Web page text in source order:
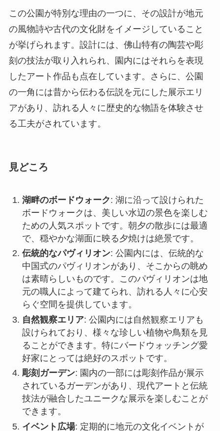
の一角には昔から伝わる伝説を元にした展示エリ
アがあり、訪れる人々に歴史的な物語を体験させ
る工夫がされています。
見どころ
湖畔のボードウォーク
で、穏やかな湖面に映る夕焼けは絶景です。
は素晴らしいものです。このパヴィリオンは地
元の職人によって建てられ、訪れる人々に心安
らぐ空間を提供しています。
自然観察エリア: 公園内には自然観察エリアも
設けられており、様々な珍しい植物や鳥類を見
ることができます。特にバードウォッチング愛
好家にとっては絶好のスポットです。
彫刻ガーデン : 園内の一部には彫刻作品が展示
されているガーデンがあり、現代アートと伝統
技法が融合したユニークな展示を楽しむことが
できます。
イベント広場 : 定期的に地元の文化イベントが
開催される広場があります。音楽イベントやダ
ンスパフォーマンスは特に見逃せません。
アクセス